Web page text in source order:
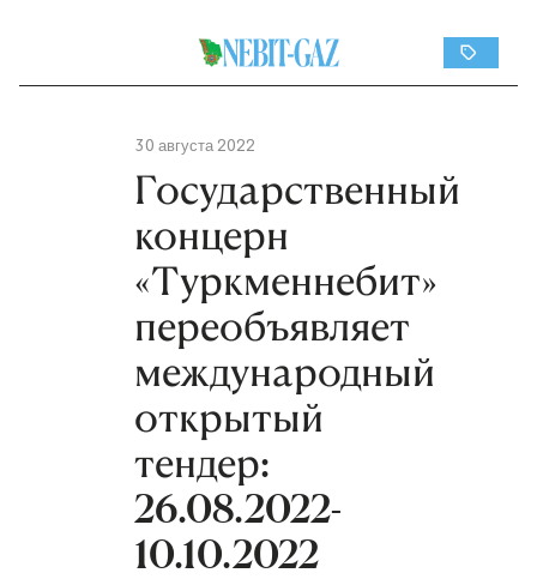
30 августа 2022
Государственный
концерн
«Туркменнебит»
переобъявляет
международный
открытый
тендер:
26.08.2022-
10.10.2022